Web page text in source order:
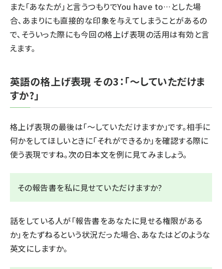
また「あなたが」と言うつもりでYou have to… とした場
合、あまりにも直接的な印象を与えてしまうことがあるの
で、そういった際にも今回の格上げ表現の活用は有効と言
えます。
英語の格上げ表現 その3：「～していただけま
すか?」
格上げ表現の最後は「～していただけますか」です。相手に
何かをしてほしいときに「それができるか」を確認する際に
使う表現ですね。次の日本文を例に見てみましょう。
その報告書を私に見せていただけますか?
話をしている人が「報告書をあなたに見せる権限がある
か」をたずねるという状況だった場合、あなたはどのような
英文にしますか。